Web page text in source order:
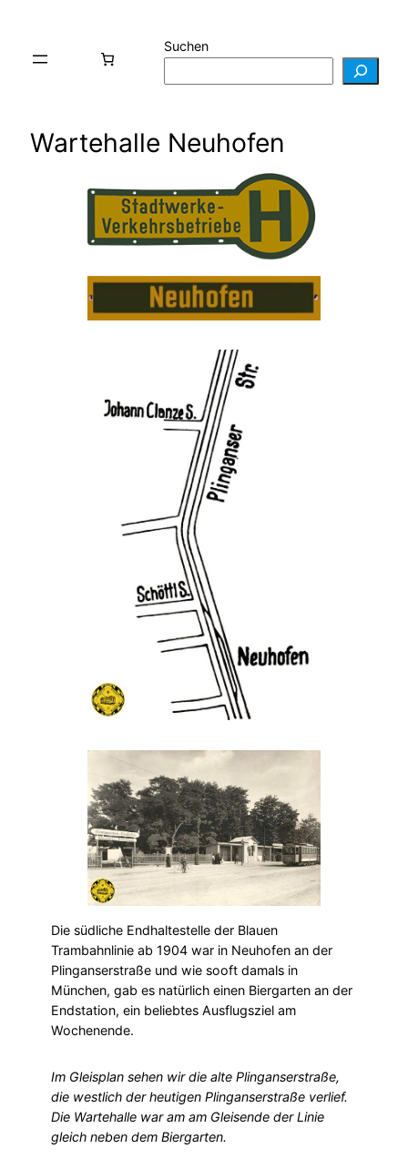
Suchen
Wartehalle Neuhofen
Die südliche Endhaltestelle der Blauen
Trambahnlinie ab 1904 war in Neuhofen an der
Plinganserstraße und wie sooft damals in
München, gab es natürlich einen Biergarten an der
Endstation, ein beliebtes Ausflugsziel am
Wochenende.
Im Gleisplan sehen wir die alte Plinganserstraße,
die westlich der heutigen Plinganserstraße verlief.
Die Wartehalle war am am Gleisende der Linie
gleich neben dem Biergarten.